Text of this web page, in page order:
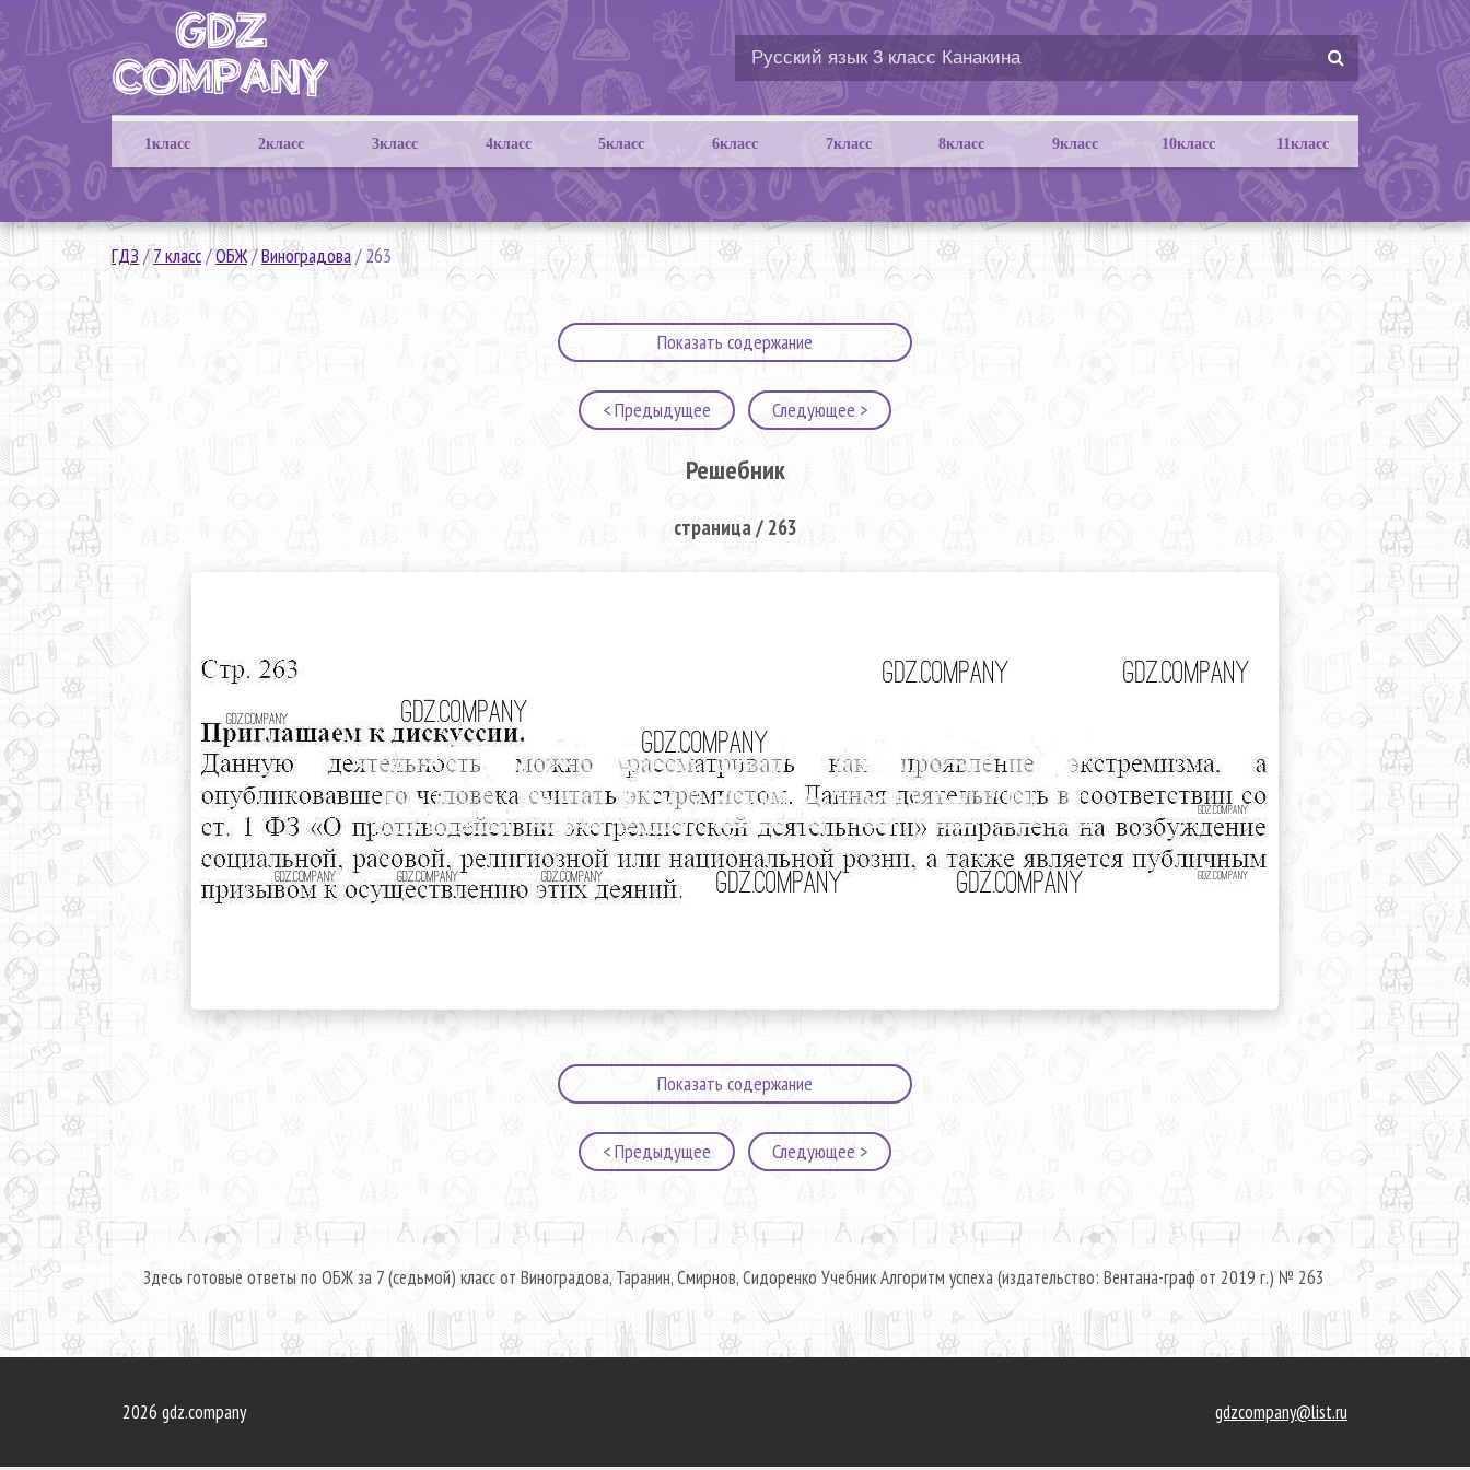
1класс 2класс 3класс 4класс 5класс 6класс 7класс 8класс 9класс 10класс 11класс
ГДЗ /7 класс/ОБЖ/Виноградова/263
Показать содержание
< Предыдущее Следующее >
Решебник
страница / 263
Показать содержание
< Предыдущее Следующее >
Здесь готовые ответы по ОБЖ за 7 (седьмой) класс от Виноградова, Таранин, Смирнов, Сидоренко Учебник Алгоритм успеха (издательство: Вентана-граф от 2019 г.) № 263
2026 gdz.company gdzcompany@list.ru